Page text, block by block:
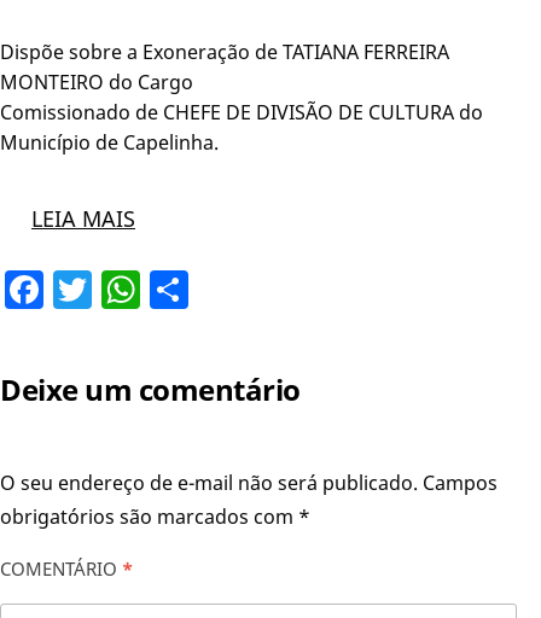
Dispõe sobre a Exoneração de TATIANA FERREIRA
MONTEIRO do Cargo
Comissionado de CHEFE DE DIVISÃO DЕ CULTURA do
Município de Capelinha.
LEIA MAIS
Facebook
TwitterWhatsApp
Deixe um comentário
O seu endereço de e-mail não será publicado. Campos
obrigatórios são marcados com *
COMENTÁRIO *